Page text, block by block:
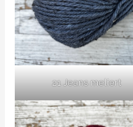
21 Jeans meliert